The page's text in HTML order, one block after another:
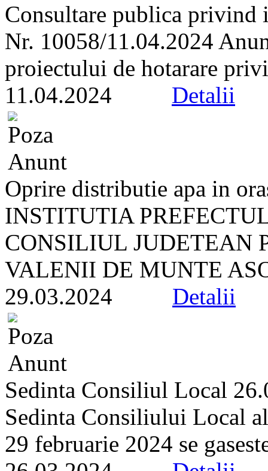
Consultare publica privind
Nr. 10058/11.04.2024
proiectului de hotarare
11.04.2024 Detalii
Oprire distributie apa in
INSTITUTIA
CONSILIUL JUDETEAN
VALENII DE MUNTE
29.03.2024 Detalii
Sedinta Consiliul Local
Sedinta Consiliului Local
29 februarie 2024 se